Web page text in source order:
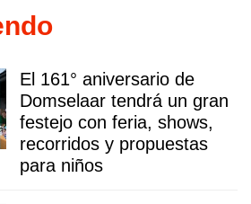
El 161° aniversario de
Domselaar tendrá un gran
festejo con feria, shows,
recorridos y propuestas
para niños